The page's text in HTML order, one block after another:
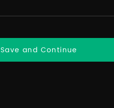
Save and Continue